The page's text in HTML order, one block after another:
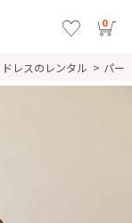
0
ドレスのレンタル パー